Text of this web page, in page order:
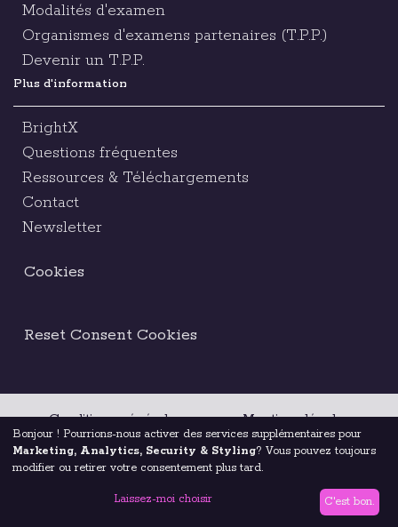
Modalités d'examen
Organismes d'examens partenaires (T.P.P.)
Devenir un T.P.P.
Plus d'information
BrightX
Questions fréquentes
Ressources & Téléchargements
Contact
Newsletter
Cookies
Reset Consent Cookies
Conditions générales Mentions légales
Code d’éthique
Politique de confidentialité © 2026 Brightest
Bonjour ! Pourrions-nous activer des services supplémentaires pour
Marketing, Analytics, Security & Styling? Vous pouvez toujours
modifier ou retirer votre consentement plus tard.
Laissez-moi choisir C'est bon.